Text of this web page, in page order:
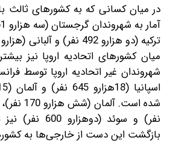
در میان کسانی که به کشورهای ثالث
میان کشورهای اتحادیه اروپا نیز
نفر) و سوئد
بازگشت این دست از خارجی‌ها به